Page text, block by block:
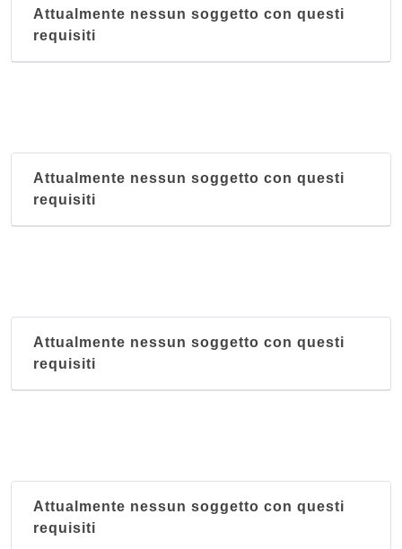
Attualmente nessun soggetto con questi
requisiti
Attualmente nessun soggetto con questi
requisiti
Attualmente nessun soggetto con questi
requisiti
Attualmente nessun soggetto con questi
requisiti